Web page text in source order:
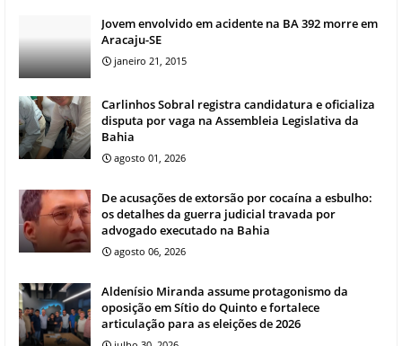
Jovem envolvido em acidente na BA 392 morre em
Aracaju-SE
janeiro 21, 2015
Carlinhos Sobral registra candidatura e oficializa
disputa por vaga na Assembleia Legislativa da
Bahia
agosto 01, 2026
De acusações de extorsão por cocaína a esbulho:
os detalhes da guerra judicial travada por
advogado executado na Bahia
agosto 06, 2026
Aldenísio Miranda assume protagonismo da
oposição em Sítio do Quinto e fortalece
articulação para as eleições de 2026